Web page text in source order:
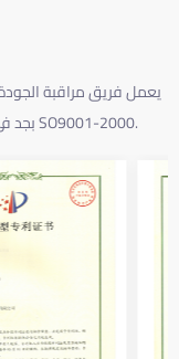
بجد في خطوط المنتجات وفقًا لنظام مراقبة الجودة SO9001-2000.